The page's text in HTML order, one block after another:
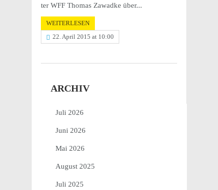
ter WFF Thomas Zawadke über...
WEITERLESEN
22. April 2015 at 10:00
ARCHIV
Juli 2026
Juni 2026
Mai 2026
August 2025
Juli 2025